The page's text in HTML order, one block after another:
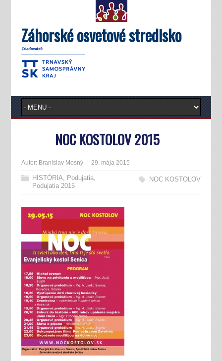
Záhorské osvetové stredisko
NOC KOSTOLOV 2015
Autor: Branislav Mosný 29. mája 2015
HISTÓRIA, Podujatia,
Podujatia 2015
NOC KOSTOLOV